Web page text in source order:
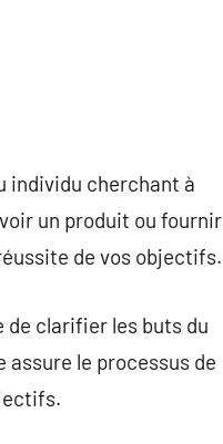
individu cherchant à
un produit ou fournir
de vos objectifs.
de clarifier les buts du
le processus de